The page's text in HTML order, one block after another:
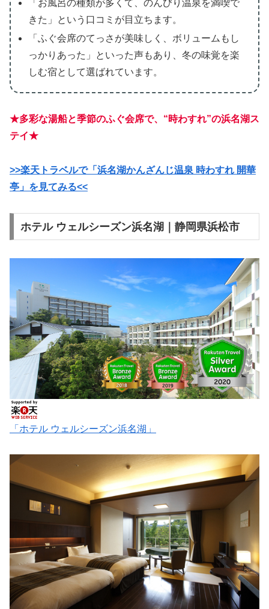
「お風呂の種類が多くて、のんびり温泉を満喫で
きた」という口コミが目立ちます。
「ふぐ会席のてっさが美味しく、ボリュームもし
っかりあった」といった声もあり、冬の味覚を楽
しむ宿として選ばれています。
★多彩な湯船と季節のふぐ会席で、“時わすれ”の浜名湖ス
テイ★
>>楽天トラベルで「浜名湖かんざんじ温泉 時わすれ 開華
亭」を見てみる<<
ホテル ウェルシーズン浜名湖｜静岡県浜松市
「ホテル ウェルシーズン浜名湖」